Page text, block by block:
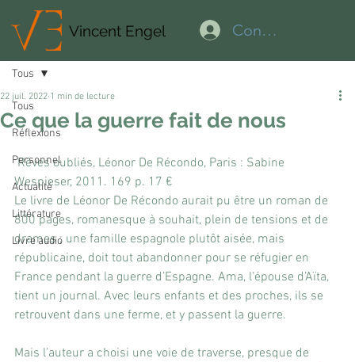
Connexion
Vincent Engel
Tous
Réflexions
Personnel
Actualité
Littérature
Livre audio
Tous
Ce que la guerre fait de nous
22 juil. 2022 1 min de lecture
Rêves oubliés, Léonor De Récondo, Paris : Sabine
Wespieser, 2011. 169 p. 17 €
Le livre de Léonor De Récondo aurait pu être un roman de
800 pages, romanesque à souhait, plein de tensions et de
drames ; une famille espagnole plutôt aisée, mais
républicaine, doit tout abandonner pour se réfugier en
France pendant la guerre d’Espagne. Ama, l’épouse d’Aïta,
tient un journal. Avec leurs enfants et des proches, ils se
retrouvent dans une ferme, et y passent la guerre.
Mais l’auteur a choisi une voie de traverse, presque de